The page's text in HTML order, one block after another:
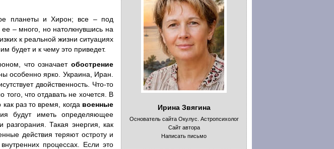
планеты и Хирон; все – под
– много, но натолкнувшись на
к реальной жизни ситуациях
будет и к чему это приведет.
что означает обострение
особенно ярко. Украина, Иран.
двойственность. Что-то
что отдавать не хочется. В
раз то время, когда военные
будут иметь определяющее
разгорания. Такая энергия, как
действия теряют остроту и
процессах. Если это
Ирина Звягина
Основатель сайта Окулус. Астропсихолог
Сайт автора
Написать письмо